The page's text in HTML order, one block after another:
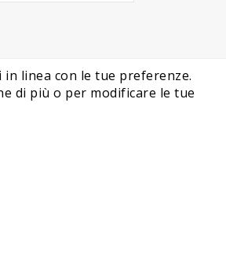
linea con le tue preferenze.
di più o per modificare le tue